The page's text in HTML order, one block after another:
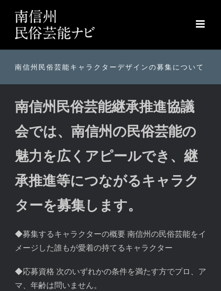
content
南信州民俗芸能キャラクターデザインの募集について
南信州民俗芸能継承推進協議
会では、南信州の民俗芸能の
魅力を広くアピールでき、継
承推進等につながるキャラク
ターを募集します。
◆募集するキャラクターの概要 南信州の民俗芸能をイ
メージした誰もが愛着の持てるキャラクター
◆応募資格 次のいずれかの条件を満たす方でプロ、ア
マ、年齢は問いません。